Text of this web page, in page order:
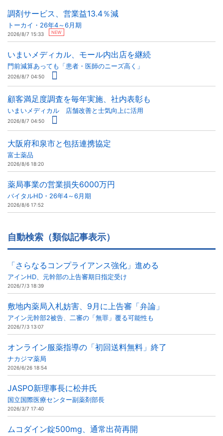
調剤サービス、営業益13.4％減
トーカイ・26年4～6月期
2026/8/7 15:33 NEW
いまいメディカル、モール内出店を継続
門前減算あっても「患者・医師のニーズ高く」
2026/8/7 04:50
顧客満足度調査を毎年実施、社内表彰も
いまいメディカル 店舗改善と士気向上に活用
2026/8/7 04:50
大阪府和泉市と包括連携協定
富士薬品
2026/8/6 18:20
薬局事業の営業損失6000万円
バイタルHD・26年4～6月期
2026/8/6 17:52
自動検索（類似記事表示）
「さらなるコンプライアンス強化」進める
アインHD、元幹部の上告審期日指定受け
2026/7/3 18:39
敷地内薬局入札妨害、9月に上告審「弁論」
アイン元幹部2被告、二審の「無罪」覆る可能性も
2026/7/3 13:07
オンライン服薬指導の「初回送料無料」終了
ナカジマ薬局
2026/6/26 18:54
JASPO新理事長に松井氏
国立国際医療センター副薬剤部長
2026/3/7 17:40
ムコダイン錠500mg、通常出荷再開